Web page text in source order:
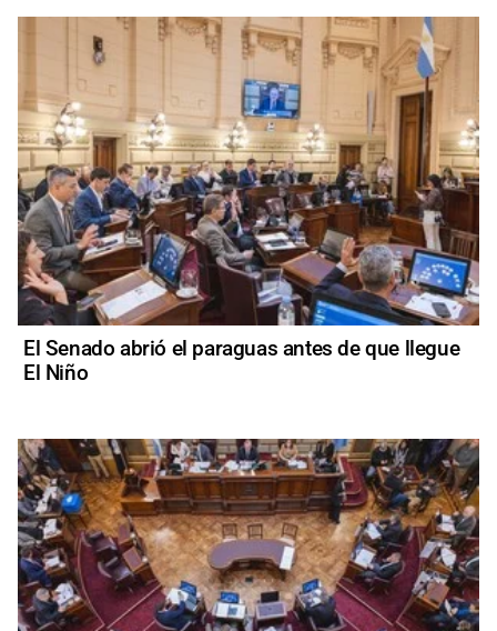
El Senado abrió el paraguas antes de que llegue
El Niño